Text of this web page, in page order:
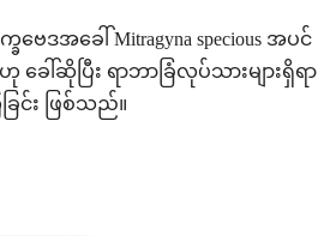
ခေါ် Mitragyna specious အပင်
ါ်ဆိုပြီး ရာဘာခြံလုပ်သားများရှိရာ
င်း ဖြစ်သည်။